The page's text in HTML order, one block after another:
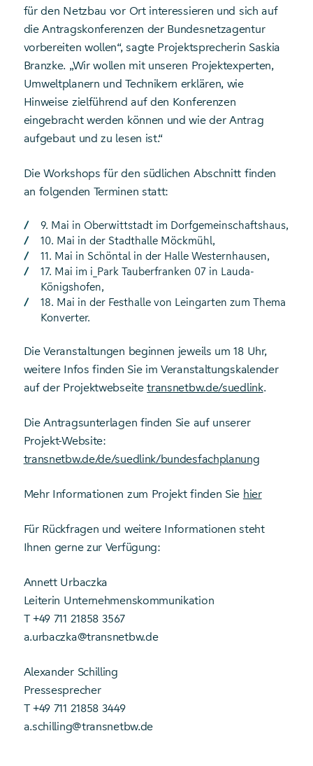
für den Netzbau vor Ort interessieren und sich auf
die Antragskonferenzen der Bundesnetzagentur
vorbereiten wollen“, sagte Projektsprecherin Saskia
Branzke. „Wir wollen mit unseren Projektexperten,
Umweltplanern und Technikern erklären, wie
Hinweise zielführend auf den Konferenzen
eingebracht werden können und wie der Antrag
aufgebaut und zu lesen ist.“
Die Workshops für den südlichen Abschnitt finden
an folgenden Terminen statt:
9. Mai in Oberwittstadt im Dorfgemeinschaftshaus,
10. Mai in der Stadthalle Möckmühl,
11. Mai in Schöntal in der Halle Westernhausen,
17. Mai im i_Park Tauberfranken 07 in Lauda-
Königshofen,
18. Mai in der Festhalle von Leingarten zum Thema
Konverter.
Die Veranstaltungen beginnen jeweils um 18 Uhr,
weitere Infos finden Sie im Veranstaltungskalender
auf der Projektwebseitetransnetbw.de/suedlink.
Die Antragsunterlagen finden Sie auf unserer
Projekt-Website:
transnetbw.de/de/suedlink/bundesfachplanung
Mehr Informationen zum Projekt finden Sie hier
Für Rückfragen und weitere Informationen steht
Ihnen gerne zur Verfügung:
Annett Urbaczka
Leiterin Unternehmenskommunikation
T +49 711 21858 3567
a.urbaczka@transnetbw.de
Alexander Schilling
Pressesprecher
T +49 711 21858 3449
a.schilling@transnetbw.de